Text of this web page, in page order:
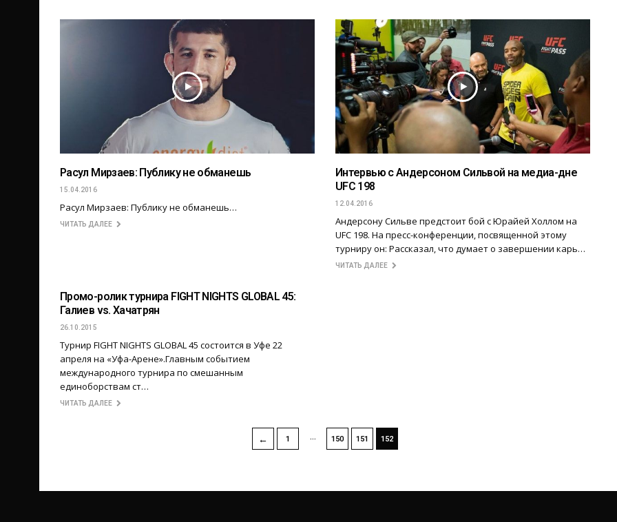
Расул Мирзаев: Публику не обманешь
15.04.2016
Расул Мирзаев: Публику не обманешь…
ЧИТАТЬ ДАЛЕЕ
Интервью с Андерсоном Сильвой на медиа-дне
UFC 198
12.04.2016
Андерсону Сильве предстоит бой с Юрайей Холлом на
UFC 198. На пресс-конференции, посвященной этому
турниру он: Рассказал, что думает о завершении карь…
ЧИТАТЬ ДАЛЕЕ
Промо-ролик турнира FIGHT NIGHTS GLOBAL 45:
Галиев vs. Хачатрян
26.10.2015
Турнир FIGHT NIGHTS GLOBAL 45 состоится в Уфе 22
апреля на «Уфа-Арене».Главным событием
международного турнира по смешанным
единоборствам ст…
ЧИТАТЬ ДАЛЕЕ
← 1 … 150 151 152